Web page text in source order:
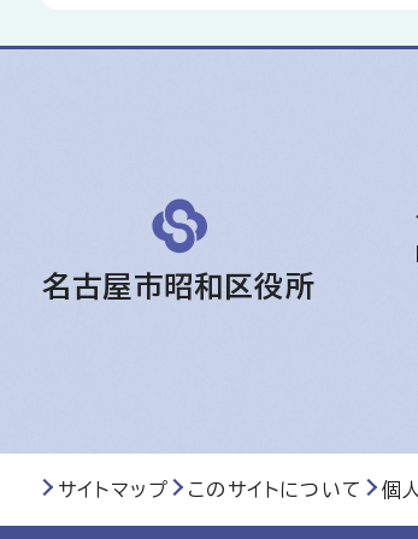
名古屋市昭和区役所
サイトマップ このサイトについて 個